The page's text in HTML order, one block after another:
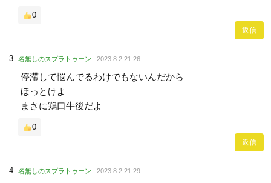
0
返信
名無しのスプラトゥーン 2023.8.2 21:26
停滞して悩んでるわけでもないんだから
ほっとけよ
まさに鶏口牛後だよ
0
返信
名無しのスプラトゥーン 2023.8.2 21:29